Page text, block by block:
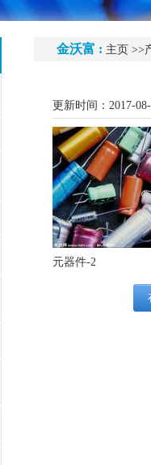
金沃富 : 主页 >>
更新时间：2017-
元器件-2